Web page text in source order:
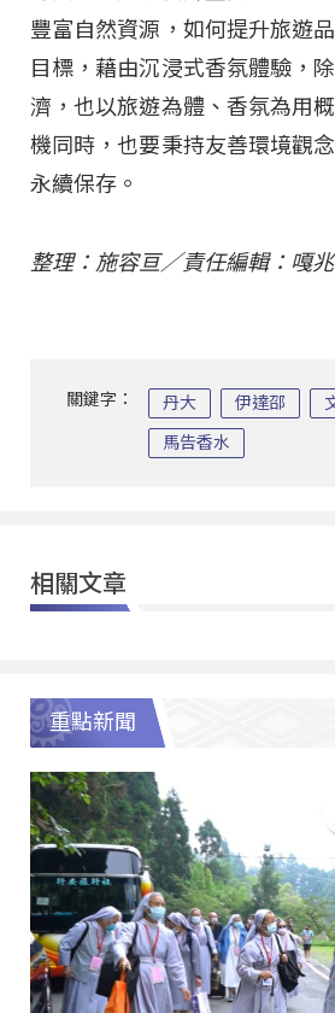
豐富自然資源，如何提升旅遊
目標，藉由沉浸式香氛體驗，
濟，也以旅遊為體、香氛為用
機同時，也要秉持友善環境觀
永續保存。
整理：施容亘／責任編輯：嘎兆
關鍵字： 丹大 伊達邵
馬告香水
相關文章
重點新聞